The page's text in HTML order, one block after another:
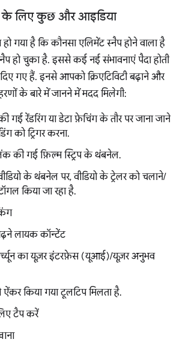
के लिए कुछ और आइडिया
गया है कि कौनसा एलिमेंट स्नैप होने वाला है
हो चुका है. इससे कई नई संभावनाएं पैदा होती
गए हैं. इनसे आपको क्रिएटिविटी बढ़ाने और
के बारे में जानने में मदद मिलेगी:
गई रेंडरिंग या डेटा फ़ेचिंग के तौर पर जाना जाने
को ट्रिगर करना.
की गई फ़िल्म स्ट्रिप के थंबनेल.
के थंबनेल पर, वीडियो के ट्रेलर को चलाने/
किया जा रहा है.
लायक कॉन्टेंट
का यूज़र इंटरफ़ेस (यूआई)/यूज़र अनुभव
ऐंकर किया गया टूलटिप मिलता है.
टैप करें